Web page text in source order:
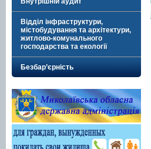
Відділ інфраструктури,
містобудування та архітектури,
житлово-комунального
господарства та екології
Безбар’єрність